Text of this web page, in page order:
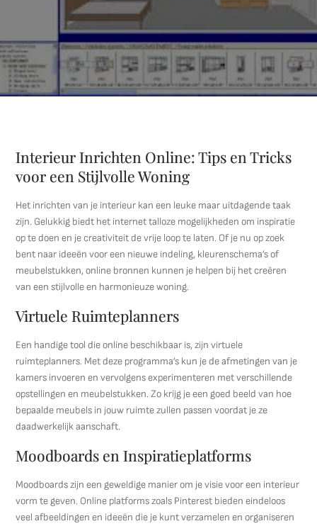
Interieur Inrichten Online: Tips en Tricks
voor een Stijlvolle Woning
Het inrichten van je interieur kan een leuke maar uitdagende taak
zijn. Gelukkig biedt het internet talloze mogelijkheden om inspiratie
op te doen en je creativiteit de vrije loop te laten. Of je nu op zoek
bent naar ideeën voor een nieuwe indeling, kleurenschema’s of
meubelstukken, online bronnen kunnen je helpen bij het creëren
van een stijlvolle en harmonieuze woning.
Virtuele Ruimteplanners
Een handige tool die online beschikbaar is, zijn virtuele
ruimteplanners. Met deze programma’s kun je de afmetingen van je
kamers invoeren en vervolgens experimenteren met verschillende
opstellingen en meubelstukken. Zo krijg je een goed beeld van hoe
bepaalde meubels in jouw ruimte zullen passen voordat je ze
daadwerkelijk aanschaft.
Moodboards en Inspiratieplatforms
Moodboards zijn een geweldige manier om je visie voor een interieur
vorm te geven. Online platforms zoals Pinterest bieden eindeloos
veel afbeeldingen en ideeën die je kunt verzamelen en organiseren